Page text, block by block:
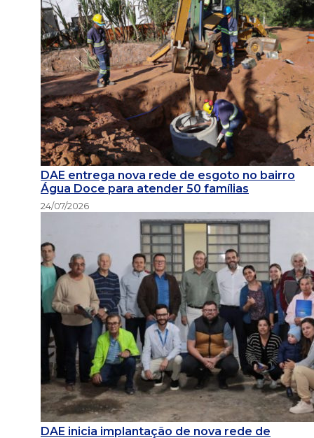
DAE entrega nova rede de esgoto no bairro
Água Doce para atender 50 famílias
24/07/2026
DAE inicia implantação de nova rede de